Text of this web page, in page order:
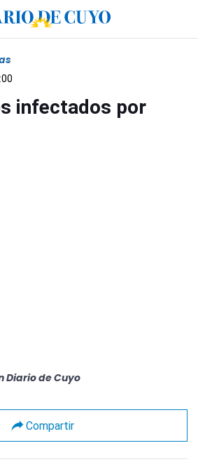
infectados por
Diario de Cuyo
Compartir